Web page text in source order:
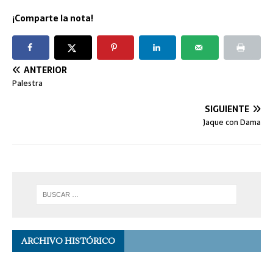
¡Comparte la nota!
ANTERIOR
Palestra
SIGUIENTE
Jaque con Dama
ARCHIVO HISTÓRICO